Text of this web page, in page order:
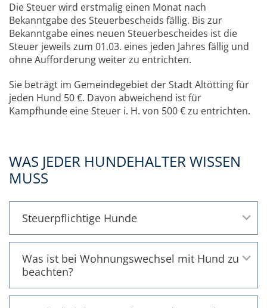
Die Steuer wird erstmalig einen Monat nach
Bekanntgabe des Steuerbescheids fällig. Bis zur
Bekanntgabe eines neuen Steuerbescheides ist die
Steuer jeweils zum 01.03. eines jeden Jahres fällig und
ohne Aufforderung weiter zu entrichten.
Sie beträgt im Gemeindegebiet der Stadt Altötting für
jeden Hund 50 €. Davon abweichend ist für
Kampfhunde eine Steuer i. H. von 500 € zu entrichten.
WAS JEDER HUNDEHALTER WISSEN
MUSS
Steuerpflichtige Hunde
Was ist bei Wohnungswechsel mit Hund zu
beachten?